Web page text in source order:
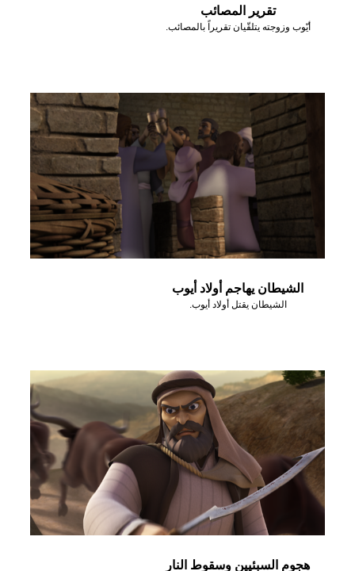
تقرير المصائب
أيّوب وزوجته يتلقّيان تقريراً بالمصائب.
الشيطان يهاجم أولاد أيوب
الشيطان يقتل أولاد أيوب.
هجوم السبئيين وسقوط النار